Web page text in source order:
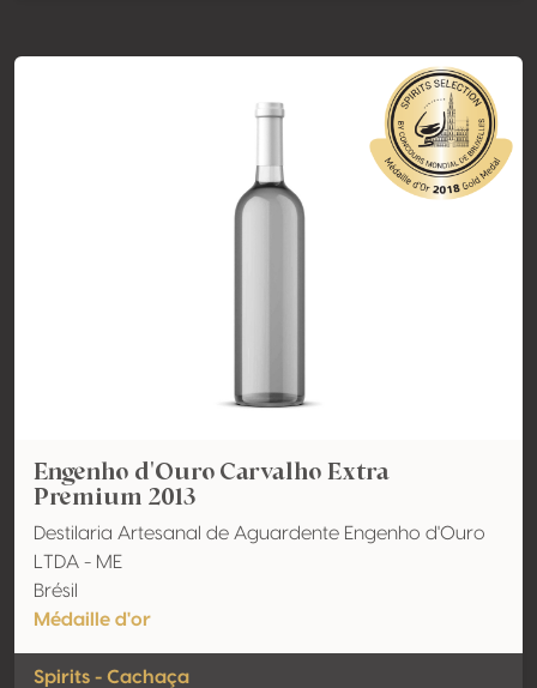
Engenho d'Ouro Carvalho Extra
Premium 2013
Destilaria Artesanal de Aguardente Engenho d'Ouro
LTDA - ME
Brésil
Médaille d'or
Spirits - Cachaça